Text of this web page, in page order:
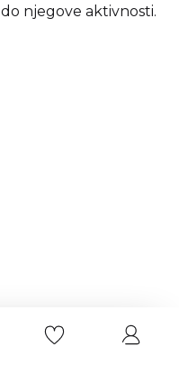
njegove aktivnosti.